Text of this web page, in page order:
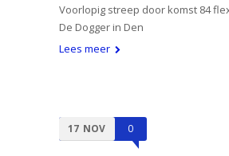
Voorlopig streep door komst 84
De Dogger in Den
Lees meer
17 NOV 0